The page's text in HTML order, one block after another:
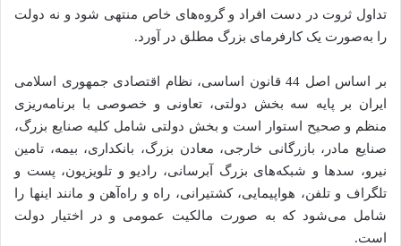
تداول ثروت در دست افراد و گروه‌های خاص منتهی شود و نه دولت
را به‌صورت یک کارفرمای بزرگ مطلق در آورد.
بر اساس اصل 44 قانون اساسی، نظام اقتصادی جمهوری اسلامی
ایران بر پایه سه بخش دولتی، تعاونی و خصوصی با برنامه‌ریزی
منظم و صحیح استوار است و بخش دولتی شامل کلیه صنایع بزرگ،
صنایع مادر، بازرگانی خارجی، معادن بزرگ، بانکداری، بیمه، تامین
نیرو، سدها و شبکه‌های بزرگ آبرسانی، رادیو و تلویزیون، پست و
تلگراف و تلفن، هواپیمایی، کشتیرانی، راه و راه‌آهن و مانند اینها را
شامل می‌شود که به صورت مالکیت عمومی و در اختیار دولت
است.